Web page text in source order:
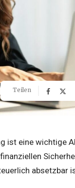
Teilen
ist eine wichtige
absetzbar